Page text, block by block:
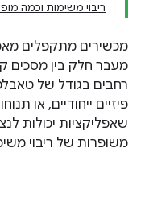
ריבוי משימות וכמה
מכשירים מתקפלים
מעבר חלק בין מסכים
רחבים בגודל של
פיזיים ייחודיים, או
שאפליקציות יכולות
משופרות של ריבוי